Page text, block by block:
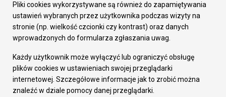
Gospodarka
Fundusze europejskie
Środki krajowe
Oferty inwestycyjne
Pozostałe
Deklaracja dostępności
Dane osobowe
Dodaj opinię o witrynie
Pliki cookies wykorzystywane są również do zapamiętywania
ustawień wybranych przez użytkownika podczas wizyty na
stronie (np. wielkość czcionki czy kontrast) oraz danych
wprowadzonych do formularza zgłaszania uwag.
Każdy użytkownik może wyłączyć lub ograniczyć obsługę
plików cookies w ustawieniach swojej przeglądarki
internetowej. Szczegółowe informacje jak to zrobić można
znaleźć w dziale pomocy danej przeglądarki.